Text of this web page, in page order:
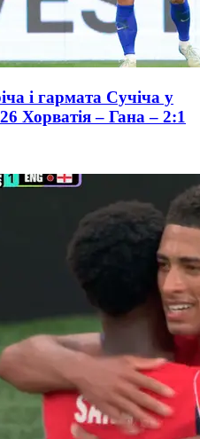
і гармата Сучіча у
Хорватія – Гана – 2:1